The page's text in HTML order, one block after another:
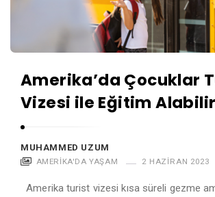
Amerika’da Çocuklar
Vizesi ile Eğitim
MUHAMMED UZUM
AMERIKA'DA YAŞAM 2 HAZIRAN 2023
Amerika turist vizesi kısa süreli gezme